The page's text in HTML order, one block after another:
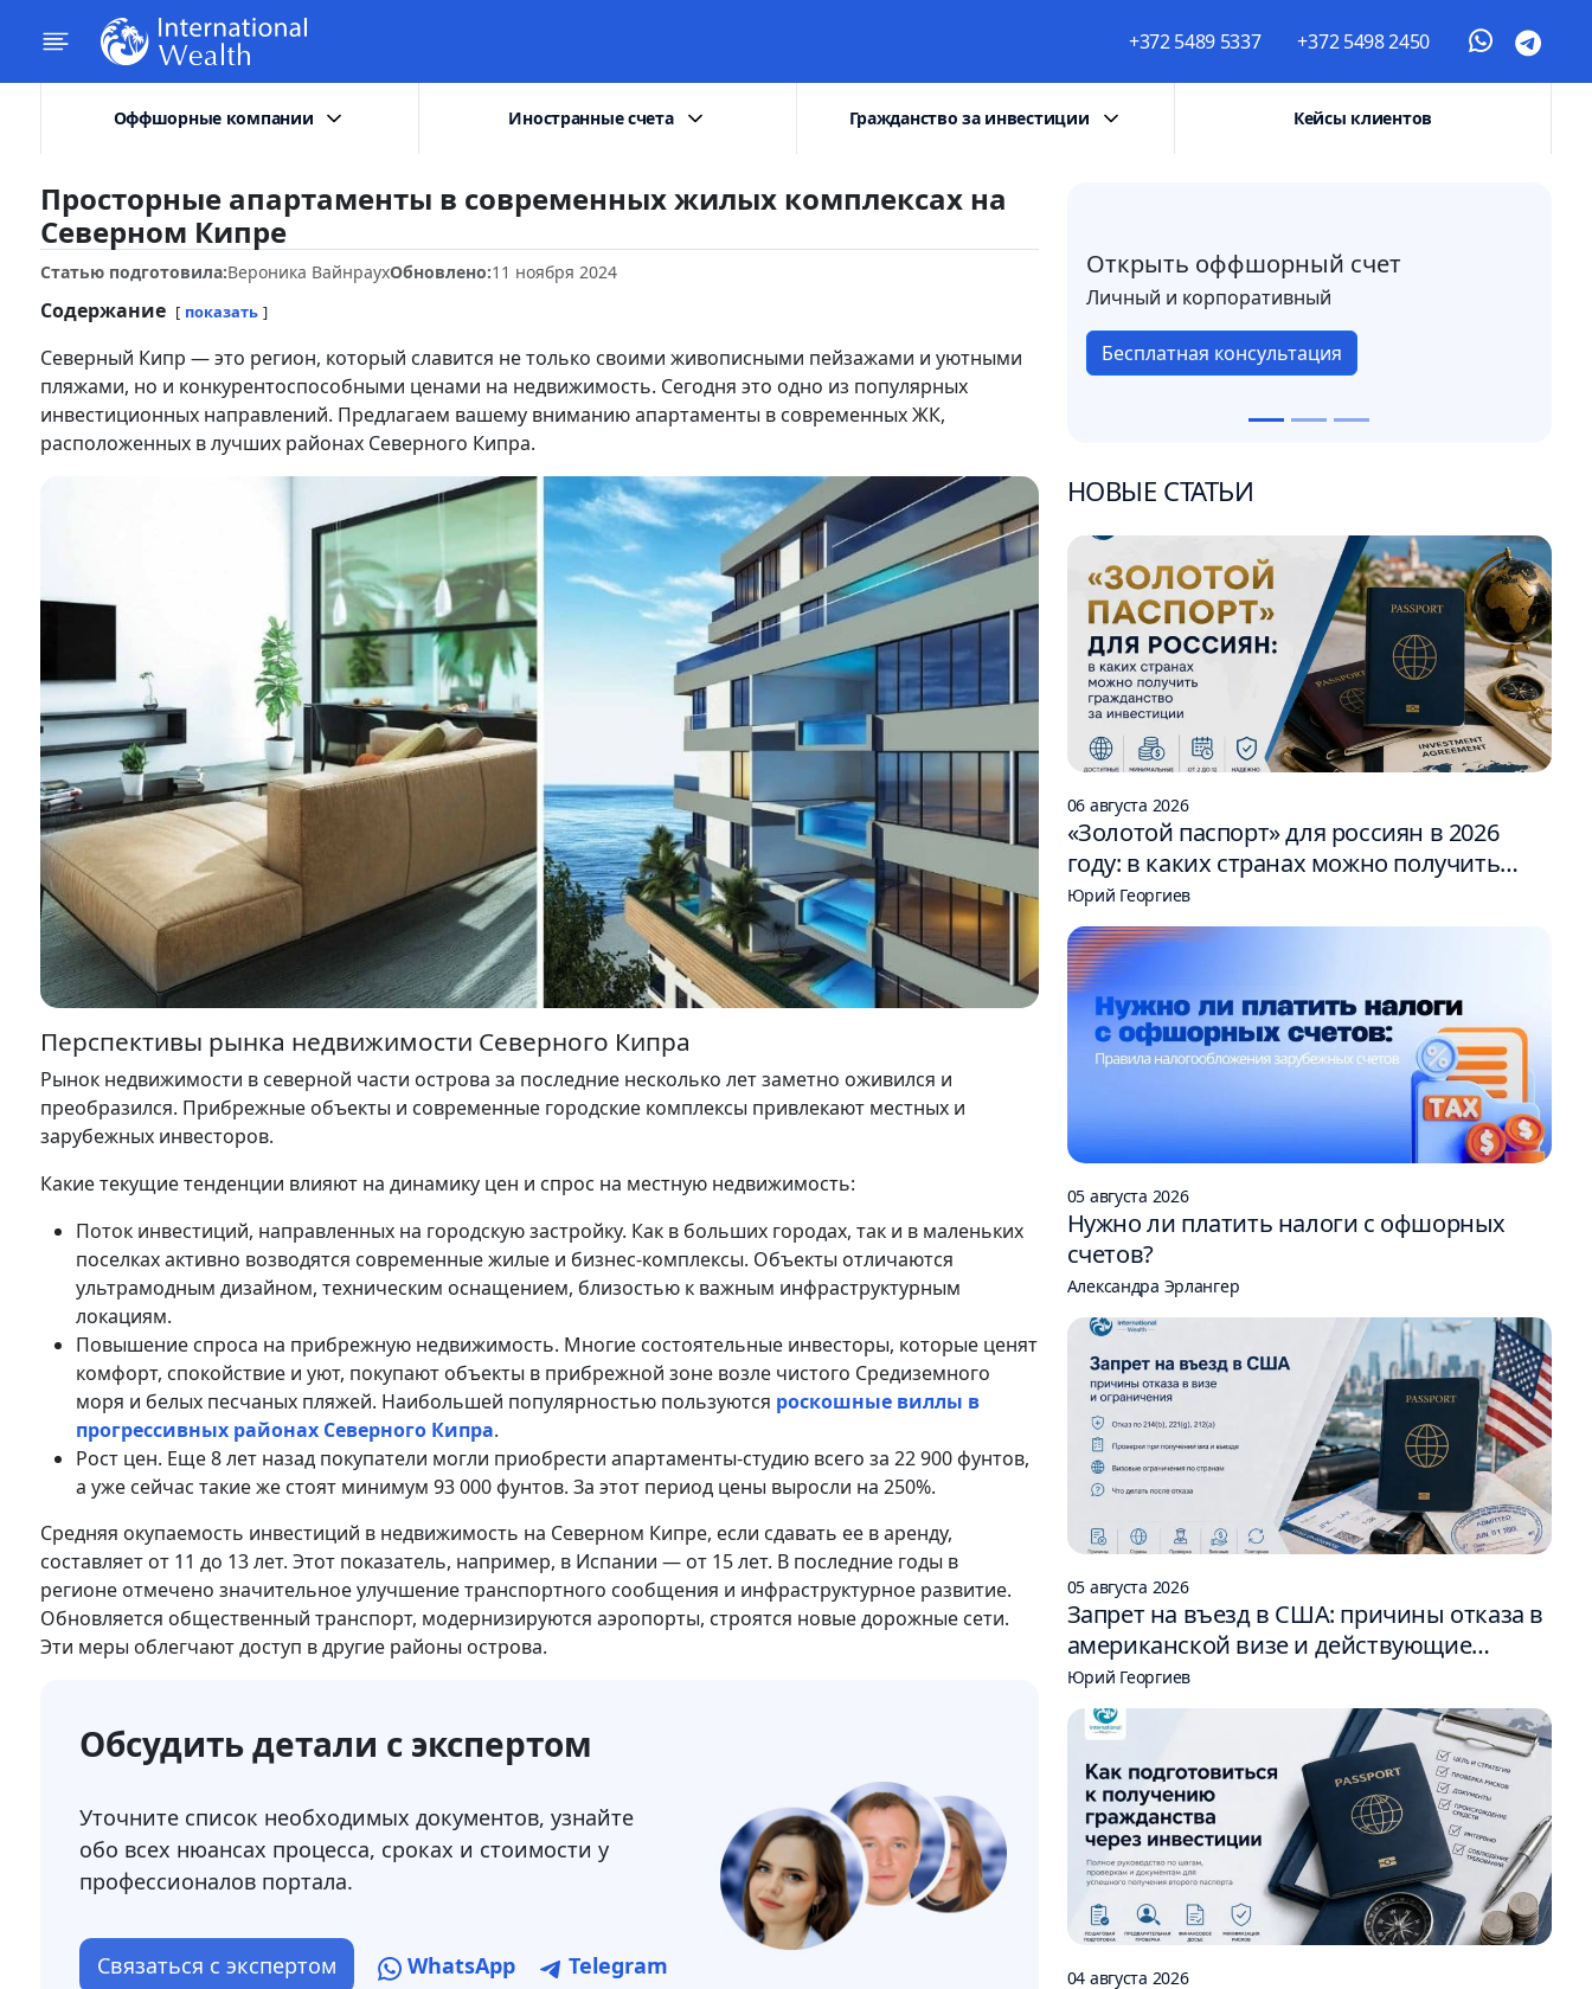
+372 5489 5337 +372 5498 2450
Оффшорные компании Иностранные счета Гражданство за инвестиции Кейсы клиентов
Просторные апартаменты в современных жилых комплексах на
Северном Кипре
Статью подготовила:Вероника ВайнраухОбновлено:11 ноября 2024
Содержание показать
Северный Кипр — это регион, который славится не только своими живописными пейзажами и уютными
пляжами, но и конкурентоспособными ценами на недвижимость. Сегодня это одно из популярных
инвестиционных направлений. Предлагаем вашему вниманию апартаменты в современных ЖК,
расположенных в лучших районах Северного Кипра.
Перспективы рынка недвижимости Северного Кипра
Рынок недвижимости в северной части острова за последние несколько лет заметно оживился и
преобразился. Прибрежные объекты и современные городские комплексы привлекают местных и
зарубежных инвесторов.
Какие текущие тенденции влияют на динамику цен и спрос на местную недвижимость:
Поток инвестиций, направленных на городскую застройку. Как в больших городах, так и в маленьких
поселках активно возводятся современные жилые и бизнес-комплексы. Объекты отличаются
ультрамодным дизайном, техническим оснащением, близостью к важным инфраструктурным
локациям.
Повышение спроса на прибрежную недвижимость. Многие состоятельные инвесторы, которые ценят
комфорт, спокойствие и уют, покупают объекты в прибрежной зоне возле чистого Средиземного
моря и белых песчаных пляжей. Наибольшей популярностью пользуются роскошные виллы в
прогрессивных районах Северного Кипра.
Рост цен. Еще 8 лет назад покупатели могли приобрести апартаменты-студию всего за 22 900 фунтов,
а уже сейчас такие же стоят минимум 93 000 фунтов. За этот период цены выросли на 250%.
Средняя окупаемость инвестиций в недвижимость на Северном Кипре, если сдавать ее в аренду,
составляет от 11 до 13 лет. Этот показатель, например, в Испании — от 15 лет. В последние годы в
регионе отмечено значительное улучшение транспортного сообщения и инфраструктурное развитие.
Обновляется общественный транспорт, модернизируются аэропорты, строятся новые дорожные сети.
Эти меры облегчают доступ в другие районы острова.
Обсудить детали с экспертом
Уточните список необходимых документов, узнайте
обо всех нюансах процесса, сроках и стоимости у
профессионалов портала.
Связаться с экспертом WhatsApp Telegram
Открыть оффшорный счет
Личный и корпоративный
Бесплатная консультация
НОВЫЕ СТАТЬИ
06 августа 2026
«Золотой паспорт» для россиян в 2026
году: в каких странах можно получить
гражданство за инвестиции
Юрий Георгиев
05 августа 2026
Нужно ли платить налоги с офшорных
счетов?
Александра Эрлангер
05 августа 2026
Запрет на въезд в США: причины отказа в
американской визе и действующие
ограничения
Юрий Георгиев
04 августа 2026